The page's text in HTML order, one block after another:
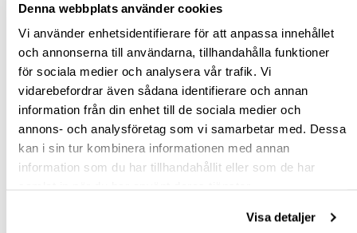
Denna webbplats använder cookies
Vi använder enhetsidentifierare för att anpassa innehållet
och annonserna till användarna, tillhandahålla funktioner
för sociala medier och analysera vår trafik. Vi
vidarebefordrar även sådana identifierare och annan
information från din enhet till de sociala medier och
annons- och analysföretag som vi samarbetar med. Dessa
kan i sin tur kombinera informationen med annan
information som du har tillhandahållit eller som de har
Visa detaljer
Rensa val
st
VÄLJ VARIANT
Snabba leveranser
Hämta i butik